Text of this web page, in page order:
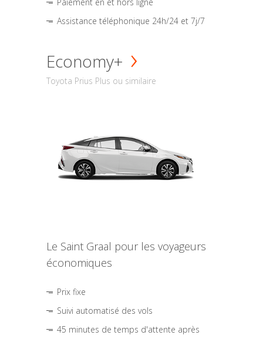
Assistance téléphonique 24h/24 et 7j/7
Economy+
Toyota Prius Plus ou similaire
Le Saint Graal pour les voyageurs
économiques
Prix fixe
Suivi automatisé des vols
45 minutes de temps d'attente après